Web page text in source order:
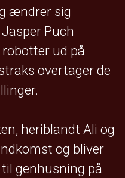
ændrer sig
Puch
ud på
overtager de
heriblandt Ali og
og bliver
genhusning på